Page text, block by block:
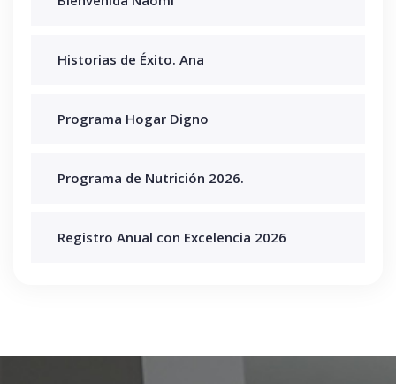
Historias de Éxito. Ana
Programa Hogar Digno
Programa de Nutrición 2026.
Registro Anual con Excelencia 2026